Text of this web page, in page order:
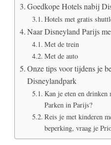
Goedkope Hotels nabij
Hotels met gratis
Naar Disneyland Parijs
Met de trein
Met de auto
Onze tips voor tijdens je
Disneylandpark
Kan je eten en drinken
Parken in Parijs?
Reis je met kinderen
beperking, vraag je